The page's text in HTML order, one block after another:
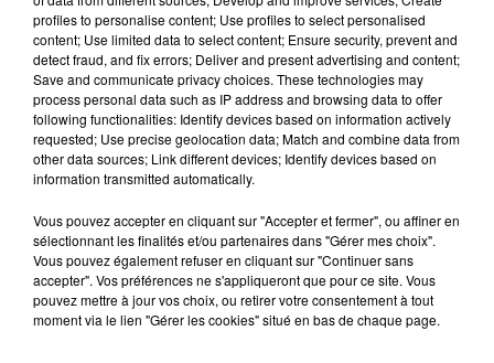
17 juillet 2026
CLIMAT : LES ÉMISSIONS DE GAZ
À EFFET DE SERRE ONT
NETTEMENT BAISSÉ...
15 juillet 2026
GRANDES MARÉES DE L'ÉTÉ :
SIFFLETS, CIRÉS JAUNES ET
BALISES,...
13 juillet 2026
CANICULE ET SÉCHERESSE : LES
APICULTEURS S'INQUIÈTENT
D'UNE RÉCOLTE...
profiles to personalise content; Use profiles to select personalised
content; Use limited data to select content; Ensure security, prevent and
detect fraud, and fix errors; Deliver and present advertising and content;
Save and communicate privacy choices. These technologies may
process personal data such as IP address and browsing data to offer
following functionalities: Identify devices based on information actively
requested; Use precise geolocation data; Match and combine data from
other data sources; Link different devices; Identify devices based on
information transmitted automatically.
Vous pouvez accepter en cliquant sur "Accepter et fermer", ou affiner en
sélectionnant les finalités et/ou partenaires dans "Gérer mes choix".
Vous pouvez également refuser en cliquant sur "Continuer sans
accepter". Vos préférences ne s'appliqueront que pour ce site. Vous
pouvez mettre à jour vos choix, ou retirer votre consentement à tout
moment via le lien "Gérer les cookies" situé en bas de chaque page.